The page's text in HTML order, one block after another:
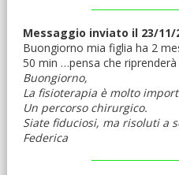
Messaggio inviato il 23/11/
Buongiorno mia figlia ha 2
50 min …pensa che
Buongiorno,
La fisioterapia è molto
Un percorso chirurgico.
Siate fiduciosi, ma risoluti a
Federica